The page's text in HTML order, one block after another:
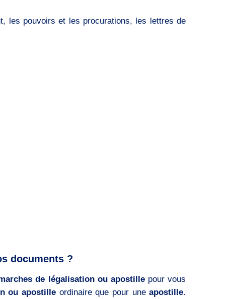
les pouvoirs et les procurations, les lettres de
documents ?
de légalisation ou apostillepour vous
ou apostille ordinaire que pour uneapostille.